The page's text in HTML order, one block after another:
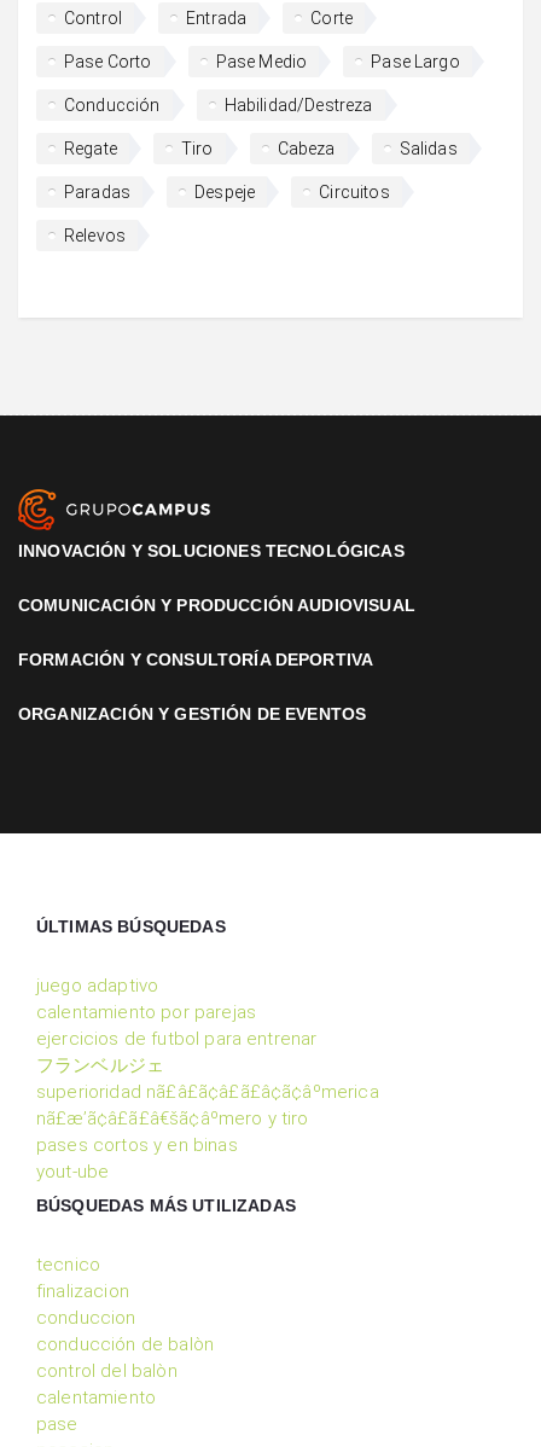
Control Entrada Corte
Pase Corto Pase Medio Pase Largo
Conducción Habilidad/Destreza
Regate Tiro Cabeza Salidas
Paradas Despeje Circuitos
Relevos
INNOVACIÓN Y SOLUCIONES TECNOLÓGICAS
COMUNICACIÓN Y PRODUCCIÓN AUDIOVISUAL
FORMACIÓN Y CONSULTORÍA DEPORTIVA
ORGANIZACIÓN Y GESTIÓN DE EVENTOS
ÚLTIMAS BÚSQUEDAS
juego adaptivo
calentamiento por parejas
ejercicios de futbol para entrenar
フランベルジェ
superioridad nã£â£ã¢â£ã£â¢ã¢âºmerica
nã£æ’ã¢â£ã£â€šã¢âºmero y tiro
pases cortos y en binas
yout-ube
BÚSQUEDAS MÁS UTILIZADAS
tecnico
finalizacion
conduccion
conducción de balòn
control del balòn
calentamiento
pase